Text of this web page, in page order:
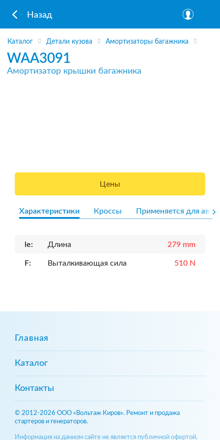
Назад
Каталог Детали кузова Амортизаторы багажника
WAA3091
Амортизатор крышки багажника
Цены
Характеристики Кроссы Применяется для авто
le: Длина 279 mm
F: Выталкивающая сила 510 N
Главная
Каталог
Контакты
© 2012-2026 ООО «Вольтаж Киров». Ремонт и продажа
стартеров и генераторов.
Информация на данном сайте не является публичной офертой,